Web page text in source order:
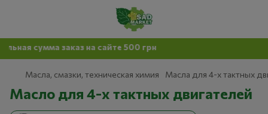
заказ на сайте 500 грн
Масла, смазки, техническая химия Масла для 4-х тактных
Масло для 4-х тактных двигателей